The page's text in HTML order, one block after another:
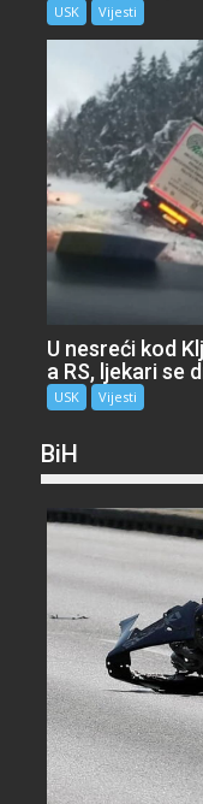
USK Vijesti
U nesreći kod
a RS, ljekari se
USK Vijesti
BiH